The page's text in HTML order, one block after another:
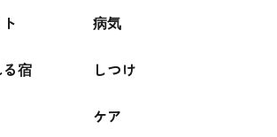
宿
病気
しつけ
ケア